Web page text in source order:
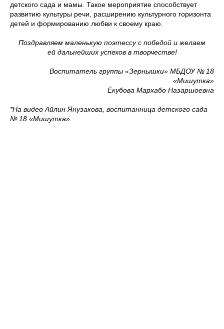
детского сада и мамы. Такое мероприятие способствует
развитию культуры речи, расширению культурного горизонта
детей и формированию любви к своему краю.
Поздравляем маленькую поэтессу с победой и желаем
ей дальнейших успехов в творчестве!
Воспитатель группы «Зернышки» МБДОУ № 18
«Мишутка»
Ëкубова Мархабо Назаршоевна
*На видео Айлин Янузакова, воспитанница детского сада
№ 18 «Мишутка».